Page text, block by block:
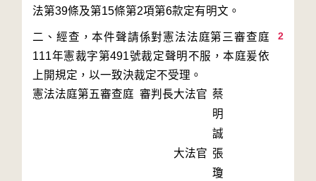
2
二、經查，本件聲請係對憲法法庭第三審查庭
111年憲裁字第491號裁定聲明不服，本庭爰依
上開規定，以一致決裁定不受理。
憲法法庭第五審查庭 審判長大法官 蔡
明
誠
大法官 張
瓊